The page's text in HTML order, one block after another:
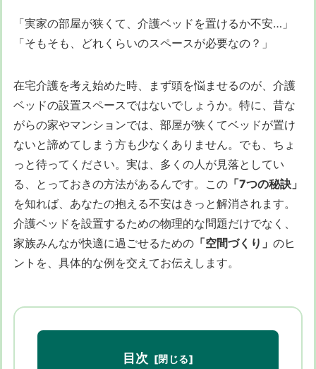
「実家の部屋が狭くて、介護ベッドを置けるか不安…」
「そもそも、どれくらいのスペースが必要なの？」
在宅介護を考え始めた時、まず頭を悩ませるのが、介護
ベッドの設置スペースではないでしょうか。特に、昔な
がらの家やマンションでは、部屋が狭くてベッドが置け
ないと諦めてしまう方も少なくありません。でも、ちょ
っと待ってください。実は、多くの人が見落としてい
る、とっておきの方法があるんです。この 「7つの秘訣」
を知れば、あなたの抱える不安はきっと解消されます。
介護ベッドを設置するための物理的な問題だけでなく、
家族みんなが快適に過ごせるための 「空間づくり」 のヒ
ントを、具体的な例を交えてお伝えします。
目次